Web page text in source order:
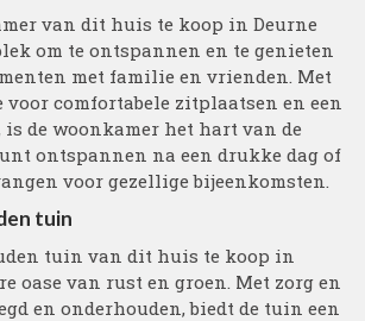
van dit huis te koop in Deurne
om te ontspannen en te genieten
met familie en vrienden. Met
comfortabele zitplaatsen en een
is de woonkamer het hart van de
ontspannen na een drukke dag of
voor gezellige bijeenkomsten.
tuin
tuin van dit huis te koop in
oase van rust en groen. Met zorg en
en onderhouden, biedt de tuin een